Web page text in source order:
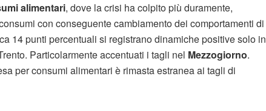
alimentari, dove la crisi ha colpito più duramente,
con conseguente cambiamento dei comportamenti di
14 punti percentuali si registrano dinamiche positive solo in
Particolarmente accentuati i tagli nel Mezzogiorno.
per consumi alimentari è rimasta estranea ai tagli di